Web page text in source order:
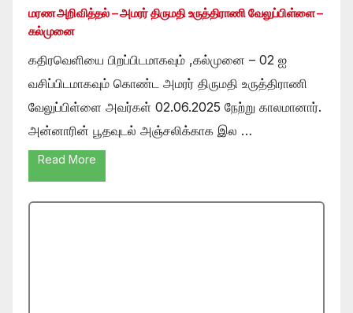
மரண அறிவித்தல் – அமரர் திருமதி உருத்திராணி வேலுப்பிள்ளை –
கல்முனை
கதிரவெளியை பிறப்பிடமாகவும் ,கல்முனை – 02 ஐ
வசிப்பிடமாகவும் கொண்ட அமரர் திருமதி உருத்திராணி
வேலுப்பிள்ளை அவர்கள் 02.06.2025 நேற்று காலமானார்.
அன்னாரின் பூதவுடல் அஞ்சலிக்காக இல …
Read More